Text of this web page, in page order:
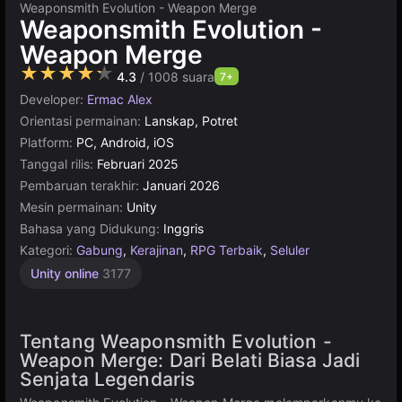
Weaponsmith Evolution - Weapon Merge
Weaponsmith Evolution -
Weapon Merge
★★★★★ 4.3 / 1008 suara 7+
Developer: Ermac Alex
Orientasi permainan: Lanskap, Potret
Platform: PC, Android, iOS
Tanggal rilis: Februari 2025
Pembaruan terakhir: Januari 2026
Mesin permainan: Unity
Bahasa yang Didukung: Inggris
Kategori: Gabung, Kerajinan, RPG Terbaik, Seluler
Unity online 3177
Tentang Weaponsmith Evolution -
Weapon Merge: Dari Belati Biasa Jadi
Senjata Legendaris